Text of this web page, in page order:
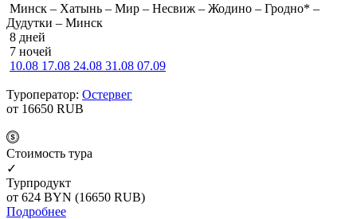
Минск – Хатынь – Мир – Несвиж – Жодино – Гродно* –
Дудутки – Минск
8 дней
7 ночей
10.08 17.08 24.08 31.08 07.09
Туроператор: Остервег
от 16650 RUB
Cтоимость тура
✓
Турпродукт
от 624 BYN (16650 RUB)
Подробнее